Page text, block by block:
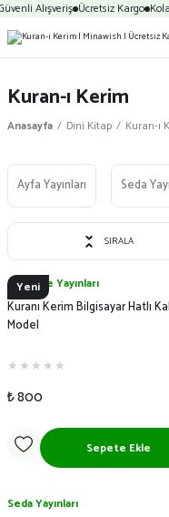
Alışveriş Ücretsiz Kargo
Kuran-ı Kerim
Anasayfa Dini Kitap Kuran-ı
Ayfa Yayınları Seda
SIRALA
Yeni
Medrese Yayınları
Kuranı Kerim Bilgisayar Hatlı
Model
₺ 800
Sepete Ekle
Seda Yayınları